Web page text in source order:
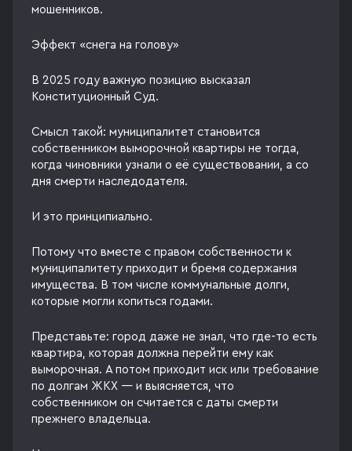
мошенников.
Эффект «снега на голову»
В 2025 году важную позицию высказал
Конституционный Суд.
Смысл такой: муниципалитет становится
собственником выморочной квартиры не тогда,
когда чиновники узнали о её существовании, а со
дня смерти наследодателя.
И это принципиально.
Потому что вместе с правом собственности к
муниципалитету приходит и бремя содержания
имущества. В том числе коммунальные долги,
которые могли копиться годами.
Представьте: город даже не знал, что где-то есть
квартира, которая должна перейти ему как
выморочная. А потом приходит иск или требование
по долгам ЖКХ — и выясняется, что
собственником он считается с даты смерти
прежнего владельца.